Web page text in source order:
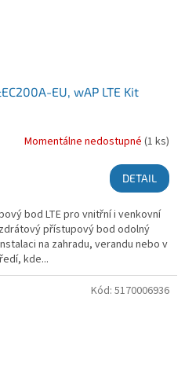
EU, wAP LTE Kit
Momentálne nedostupné (1 ks)
DETAIL
bod LTE pro vnitřní i venkovní
přístupový bod odolný
na zahradu, verandu nebo v
kde...
Kód: 5170006936